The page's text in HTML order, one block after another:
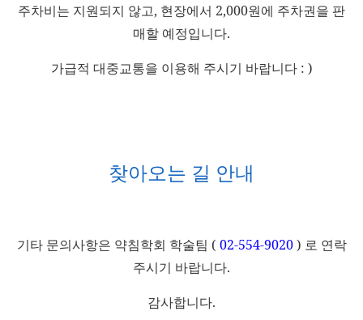
주차비는 지원되지 않고, 현장에서 2,000원에 주차권을 판
매할 예정입니다.
가급적 대중교통을 이용해 주시기 바랍니다 : )
찾아오는 길 안내
기타 문의사항은 약침학회 학술팀 ( 02-554-9020) 로 연락
주시기 바랍니다.
감사합니다.